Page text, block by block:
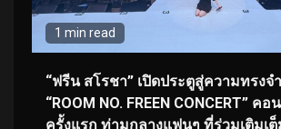
1 min read
“ฟรีน สโรชา” เปิดประตูสู่ความทรงจ
“ROOM NO. FREEN CONCERT” คอ
ครั้งแรก ท่ามกลางแฟนๆ ที่ร่วมเติมเ